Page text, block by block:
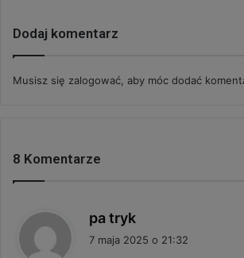
Dodaj komentarz
Musisz się zalogować, aby móc dodać
8 Komentarze
pa tryk
7 maja 2025 o 21:32